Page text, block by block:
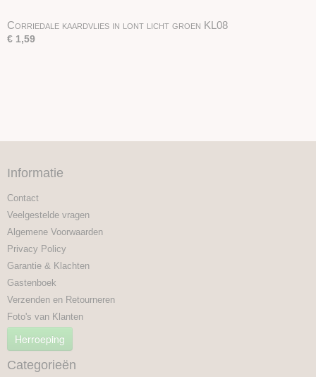
Corriedale kaardvlies in lont licht groen KL08
€ 1,59
Informatie
Contact
Veelgestelde vragen
Algemene Voorwaarden
Privacy Policy
Garantie & Klachten
Gastenboek
Verzenden en Retourneren
Foto's van Klanten
Herroeping
Categorieën